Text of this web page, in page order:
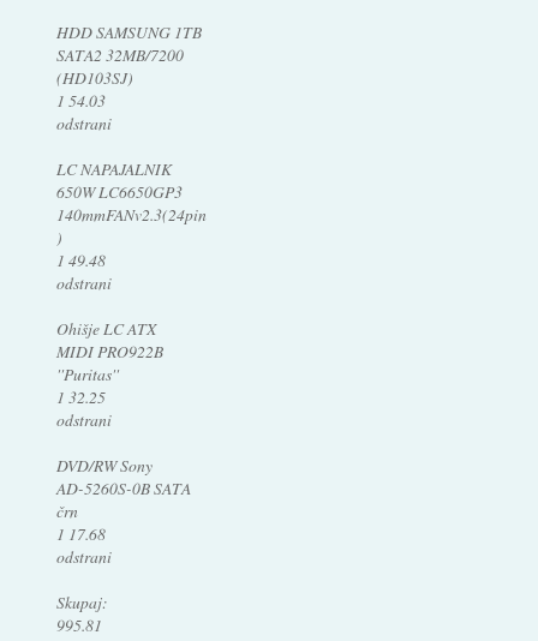
HDD SAMSUNG 1TB
SATA2 32MB/7200
(HD103SJ)
1 54.03
odstrani
LC NAPAJALNIK
650W LC6650GP3
140mmFANv2.3(24pin
)
1 49.48
odstrani
Ohišje LC ATX
MIDI PRO922B
''Puritas''
1 32.25
odstrani
DVD/RW Sony
AD-5260S-0B SATA
črn
1 17.68
odstrani
Skupaj:
995.81